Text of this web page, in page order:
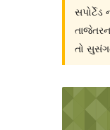
સપોર્ટેડ
તો